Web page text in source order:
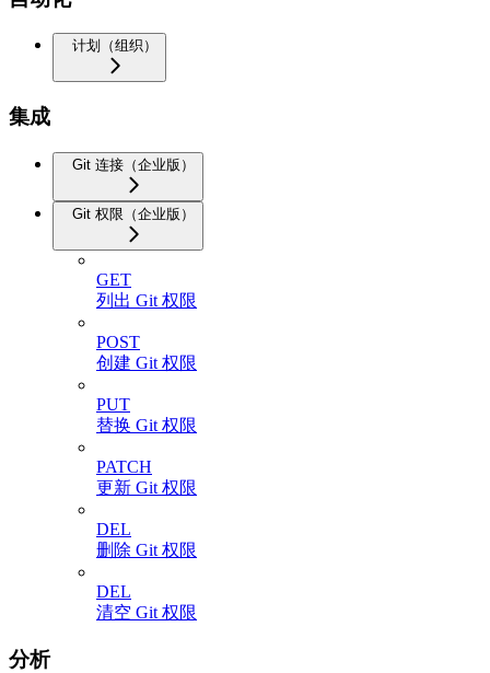
计划（组织）
集成
Git 连接（企业版）
Git 权限（企业版）
GET
列出 Git 权限
POST
创建 Git 权限
PUT
替换 Git 权限
PATCH
更新 Git 权限
DEL
删除 Git 权限
DEL
清空 Git 权限
分析